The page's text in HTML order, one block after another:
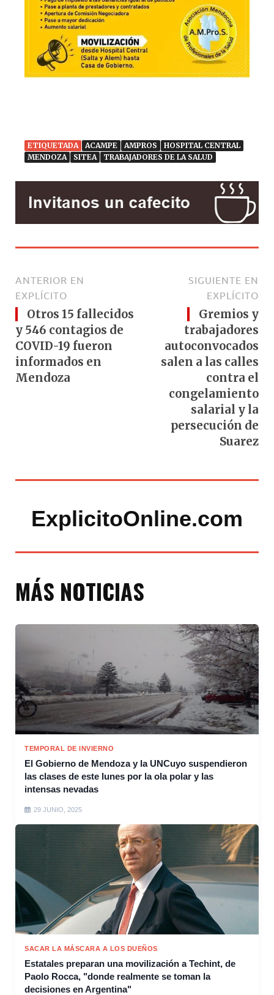
ETIQUETADA ACAMPE AMPROS
HOSPITAL CENTRAL
MENDOZA
SITEA TRABAJADORES DE LA SALUD
ANTERIOR EN
EXPLÍCITO
Otros 15 fallecidos
y 546 contagios de
COVID-19 fueron
informados en
Mendoza
SIGUIENTE EN
EXPLÍCITO
Gremios y
trabajadores
autoconvocados
salen a las calles
contra el
congelamiento
salarial y la
persecución de
Suarez
ExplicitoOnline.com
MÁS NOTICIAS
TEMPORAL DE INVIERNO
El Gobierno de Mendoza y la UNCuyo suspendieron
las clases de este lunes por la ola polar y las
intensas nevadas
29 JUNIO, 2025
SACAR LA MÁSCARA A LOS DUEÑOS
Estatales preparan una movilización a Techint, de
Paolo Rocca, "donde realmente se toman la
decisiones en Argentina"